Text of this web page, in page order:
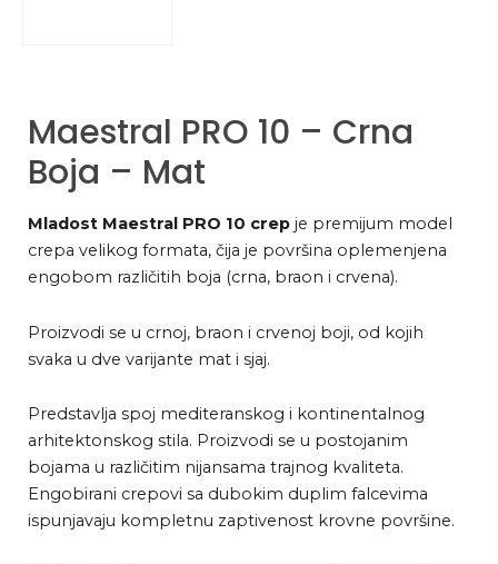
Maestral PRO 10 – Crna
Boja – Mat
Mladost Maestral PRO 10 crep je premijum model
crepa velikog formata, čija je površina oplemenjena
engobom različitih boja (crna, braon i crvena).
Proizvodi se u crnoj, braon i crvenoj boji, od kojih
svaka u dve varijante mat i sjaj.
Predstavlja spoj mediteranskog i kontinentalnog
arhitektonskog stila. Proizvodi se u postojanim
bojama u različitim nijansama trajnog kvaliteta.
Engobirani crepovi sa dubokim duplim falcevima
ispunjavaju kompletnu zaptivenost krovne površine.